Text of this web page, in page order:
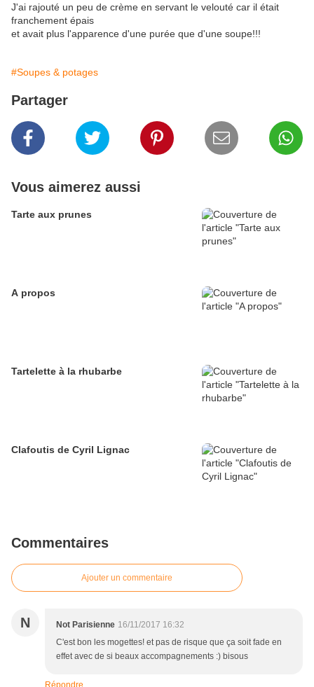
J'ai rajouté un peu de crème en servant le velouté car il était
franchement épais
et avait plus l'apparence d'une purée que d'une soupe!!!
#Soupes & potages
Partager
Vous aimerez aussi
Tarte aux prunes
A propos
Tartelette à la rhubarbe
Clafoutis de Cyril Lignac
Commentaires
Ajouter un commentaire
N Not Parisienne 16/11/2017 16:32
C'est bon les mogettes! et pas de risque que ça soit fade en
effet avec de si beaux accompagnements :) bisous
Répondre